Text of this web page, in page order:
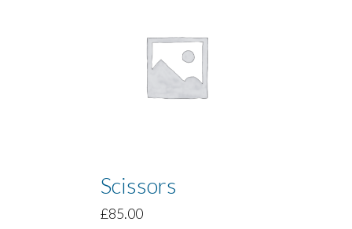
Scissors
£85.00